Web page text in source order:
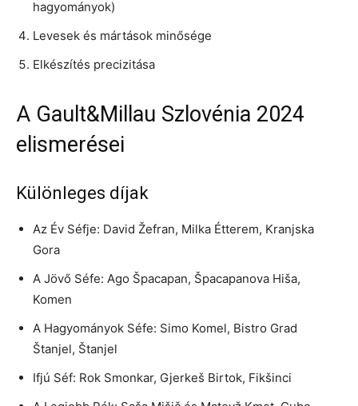
hagyományok)
Levesek és mártások minősége
Elkészítés precizitása
A Gault&Millau Szlovénia 2024
elismerései
Különleges díjak
Az Év Séfje: David Žefran, Milka Étterem, Kranjska
Gora
A Jövő Séfe: Ago Špacapan, Špacapanova Hiša,
Komen
A Hagyományok Séfe: Simo Komel, Bistro Grad
Štanjel, Štanjel
Ifjú Séf: Rok Smonkar, Gjerkeš Birtok, Fikšinci